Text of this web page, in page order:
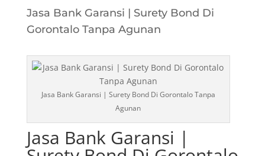
Jasa Bank Garansi | Surety Bond Di
Gorontalo Tanpa Agunan
Jasa Bank Garansi | Surety Bond Di Gorontalo Tanpa
Agunan
Jasa Bank Garansi |